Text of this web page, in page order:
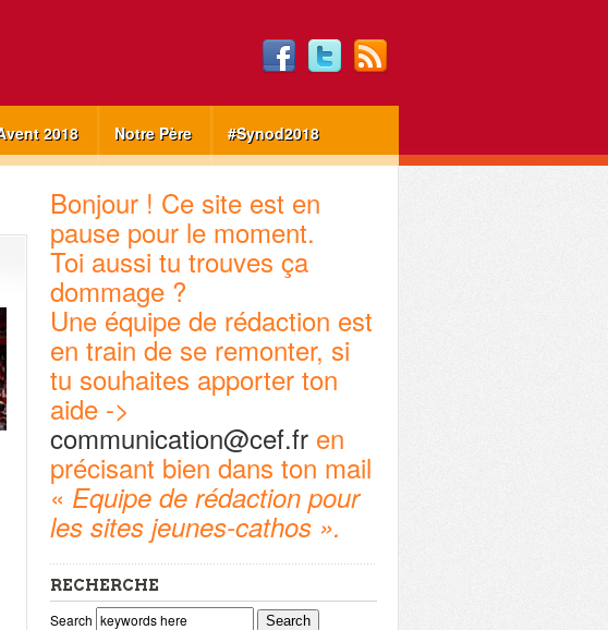
2018 Notre Père #Synod2018
Bonjour ! Ce site est en
pause pour le moment.
Toi aussi tu trouves ça
dommage ?
Une équipe de rédaction est
en train de se remonter, si
tu souhaites apporter ton
aide ->
communication@cef.fr en
précisant bien dans ton mail
« Equipe de rédaction pour
les sites jeunes-cathos ».
RECHERCHE
Search Search